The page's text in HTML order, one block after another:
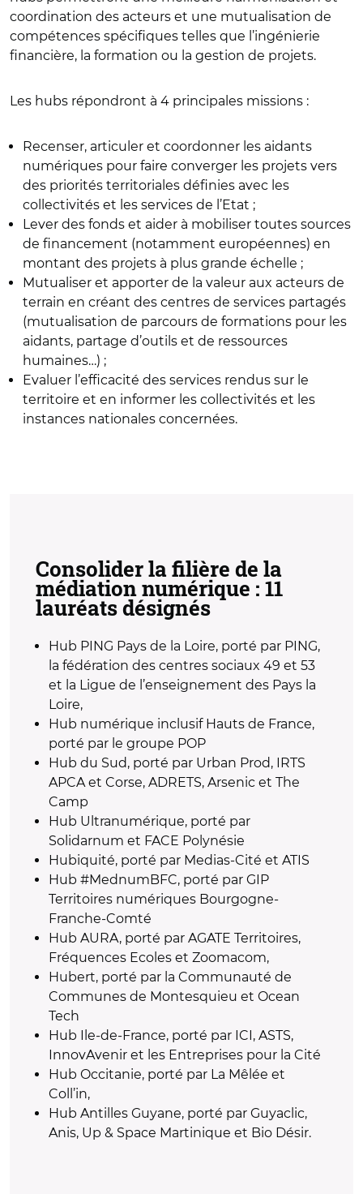
coordination des acteurs et une mutualisation de
compétences spécifiques telles que l’ingénierie
financière, la formation ou la gestion de projets.
Les hubs répondront à 4 principales missions :
Recenser, articuler et coordonner les aidants
numériques pour faire converger les projets vers
des priorités territoriales définies avec les
collectivités et les services de l’Etat ;
Lever des fonds et aider à mobiliser toutes sources
de financement (notamment européennes) en
montant des projets à plus grande échelle ;
Mutualiser et apporter de la valeur aux acteurs de
terrain en créant des centres de services partagés
(mutualisation de parcours de formations pour les
aidants, partage d’outils et de ressources
humaines…) ;
Evaluer l’efficacité des services rendus sur le
territoire et en informer les collectivités et les
instances nationales concernées.
Consolider la filière de la
médiation numérique : 11
lauréats désignés
Hub PING Pays de la Loire, porté par PING,
la fédération des centres sociaux 49 et 53
et la Ligue de l’enseignement des Pays la
Loire,
Hub numérique inclusif Hauts de France,
porté par le groupe POP
Hub du Sud, porté par Urban Prod, IRTS
APCA et Corse, ADRETS, Arsenic et The
Camp
Hub Ultranumérique, porté par
Solidarnum et FACE Polynésie
Hubiquité, porté par Medias-Cité et ATIS
Hub #MednumBFC, porté par GIP
Territoires numériques Bourgogne-
Franche-Comté
Hub AURA, porté par AGATE Territoires,
Fréquences Ecoles et Zoomacom,
Hubert, porté par la Communauté de
Communes de Montesquieu et Ocean
Tech
Hub Ile-de-France, porté par ICI, ASTS,
InnovAvenir et les Entreprises pour la Cité
Hub Occitanie, porté par La Mêlée et
Coll’in,
Hub Antilles Guyane, porté par Guyaclic,
Anis, Up & Space Martinique et Bio Désir.